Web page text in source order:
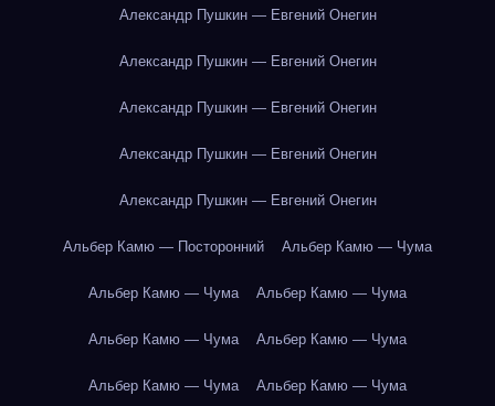
Александр Пушкин — Евгений Онегин
Александр Пушкин — Евгений Онегин
Александр Пушкин — Евгений Онегин
Александр Пушкин — Евгений Онегин
Александр Пушкин — Евгений Онегин
Альбер Камю — Посторонний Альбер Камю — Чума
Альбер Камю — Чума Альбер Камю — Чума
Альбер Камю — Чума Альбер Камю — Чума
Альбер Камю — Чума Альбер Камю — Чума